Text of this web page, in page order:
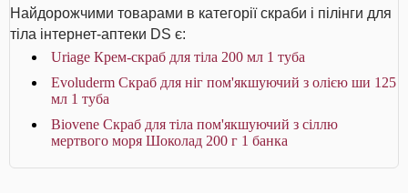
Найдорожчими товарами в категорії скраби і пілінги для
тіла інтернет-аптеки DS є:
Uriage Крем-скраб для тіла 200 мл 1 туба
Evoluderm Скраб для ніг пом'якшуючий з олією ши 125
мл 1 туба
Biovene Скраб для тіла пом'якшуючий з сіллю
мертвого моря Шоколад 200 г 1 банка